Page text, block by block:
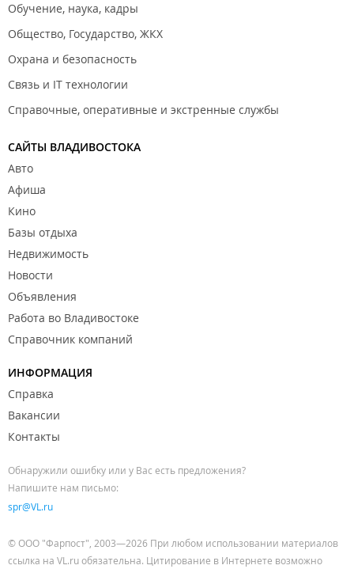
Обучение, наука, кадры
Общество, Государство, ЖКХ
Охрана и безопасность
Связь и IT технологии
Справочные, оперативные и экстренные службы
САЙТЫ ВЛАДИВОСТОКА
Авто
Афиша
Кино
Базы отдыха
Недвижимость
Новости
Объявления
Работа во Владивостоке
Справочник компаний
ИНФОРМАЦИЯ
Справка
Вакансии
Контакты
Обнаружили ошибку или у Вас есть предложения?
Напишите нам письмо:
spr@VL.ru
© ООО "Фарпост", 2003—2026 При любом использовании материалов
ссылка на VL.ru обязательна. Цитирование в Интернете возможно